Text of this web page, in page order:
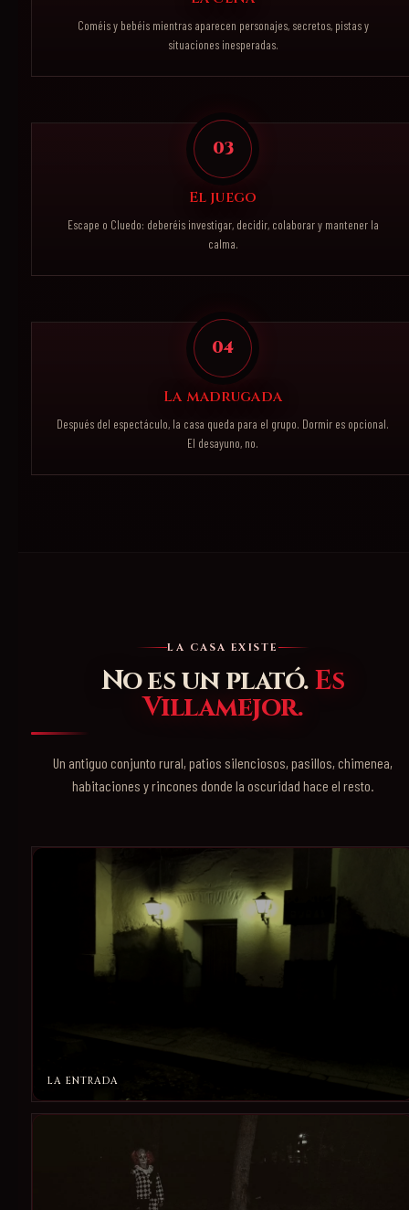
Coméis y bebéis mientras aparecen personajes, secretos, pistas y
situaciones inesperadas.
03
El juego
Escape o Cluedo: deberéis investigar, decidir, colaborar y mantener la
calma.
04
La madrugada
Después del espectáculo, la casa queda para el grupo. Dormir es opcional.
El desayuno, no.
LA CASA EXISTE
No es un plató.Es
Villamejor.
Un antiguo conjunto rural, patios silenciosos, pasillos, chimenea,
habitaciones y rincones donde la oscuridad hace el resto.
LA ENTRADA